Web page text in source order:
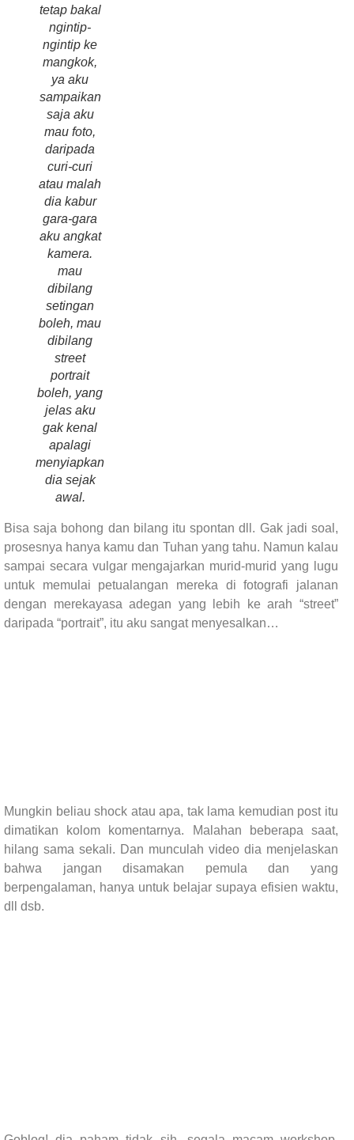
tetap bakal
ngintip-
ngintip ke
mangkok,
ya aku
sampaikan
saja aku
mau foto,
daripada
curi-curi
atau malah
dia kabur
gara-gara
aku angkat
kamera.
mau
dibilang
setingan
boleh, mau
dibilang
street
portrait
boleh, yang
jelas aku
gak kenal
apalagi
menyiapkan
dia sejak
awal.
Bisa saja bohong dan bilang itu spontan dll. Gak jadi soal,
prosesnya hanya kamu dan Tuhan yang tahu. Namun kalau
sampai secara vulgar mengajarkan murid-murid yang lugu
untuk memulai petualangan mereka di fotografi jalanan
dengan merekayasa adegan yang lebih ke arah “street”
daripada “portrait”, itu aku sangat menyesalkan…
Mungkin beliau shock atau apa, tak lama kemudian post itu
dimatikan kolom komentarnya. Malahan beberapa saat,
hilang sama sekali. Dan munculah video dia menjelaskan
bahwa jangan disamakan pemula dan yang
berpengalaman, hanya untuk belajar supaya efisien waktu,
dll dsb.